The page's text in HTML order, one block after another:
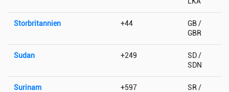
Storbritannien +44
GB /
GBR
Sudan +249
SD /
SDN
Surinam +597
SR /